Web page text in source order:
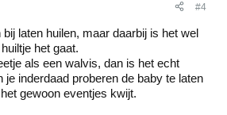
#4
laten huilen, maar daarbij is het wel
het gaat.
als een walvis, dan is het echt
je inderdaad proberen de baby te laten
gewoon eventjes kwijt.